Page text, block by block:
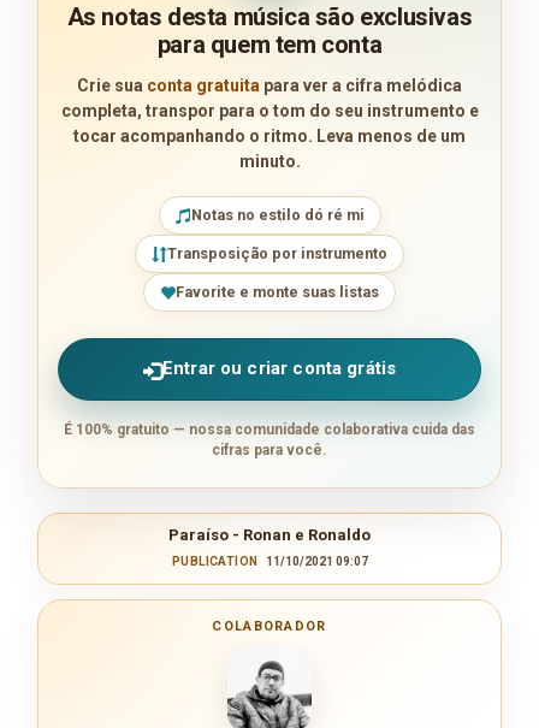
As notas desta música são exclusivas
para quem tem conta
Crie sua conta gratuita para ver a cifra melódica
completa, transpor para o tom do seu instrumento e
tocar acompanhando o ritmo. Leva menos de um
minuto.
Notas no estilo dó ré mi
Transposição por instrumento
Favorite e monte suas listas
Entrar ou criar conta grátis
É 100% gratuito — nossa comunidade colaborativa cuida das
cifras para você.
Paraíso - Ronan e Ronaldo
PUBLICATION 11/10/2021 09:07
COLABORADOR